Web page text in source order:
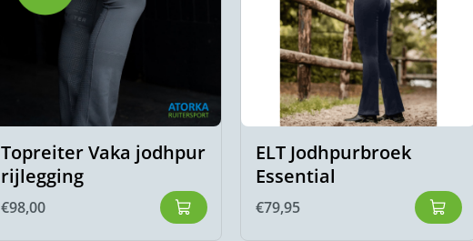
Topreiter Vaka jodhpur
rijlegging
€98,00
ELT Jodhpurbroek
Essential
€79,95